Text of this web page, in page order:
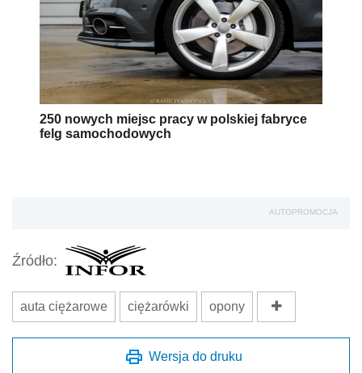
250 nowych miejsc pracy w polskiej fabryce
felg samochodowych
AUTOPROMOCJA
Źródło:
auta ciężarowe ciężarówki opony
Wersja do druku